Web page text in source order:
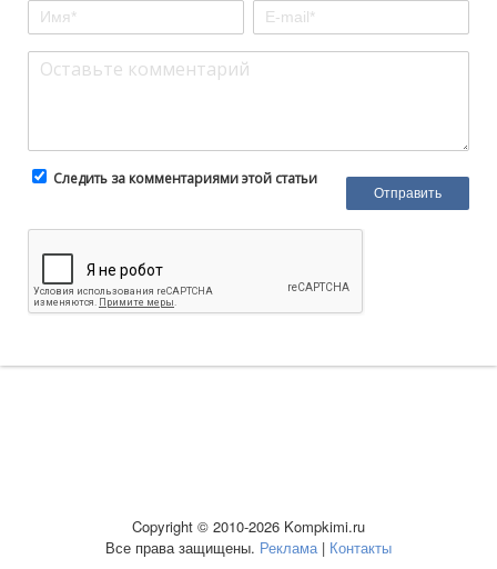
Следить за комментариями этой статьи
Copyright © 2010-2026 Kompkimi.ru
Все права защищены. Реклама| Контакты